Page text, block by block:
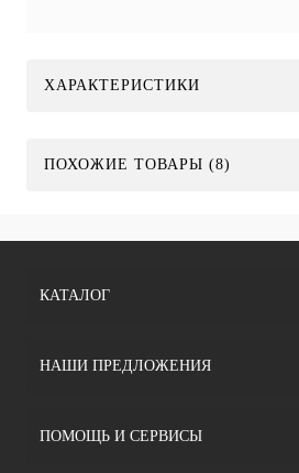
ХАРАКТЕРИСТИКИ
ПОХОЖИЕ ТОВАРЫ (8)
КАТАЛОГ
НАШИ ПРЕДЛОЖЕНИЯ
ПОМОЩЬ И СЕРВИСЫ